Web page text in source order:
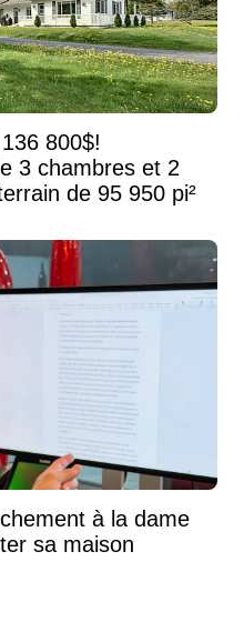
800$!
3 chambres et 2
de 95 950 pi²
à la dame
sa maison